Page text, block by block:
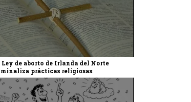
Ley de aborto de Irlanda del Norte
prácticas religiosas